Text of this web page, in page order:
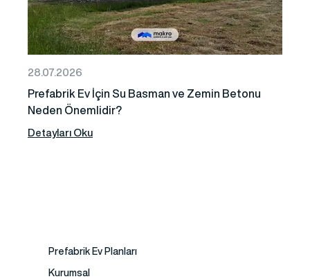
28.07.2026
Prefabrik Ev İçin Su Basman ve Zemin Betonu
Neden Önemlidir?
Detayları Oku
Prefabrik Ev Planları
Kurumsal